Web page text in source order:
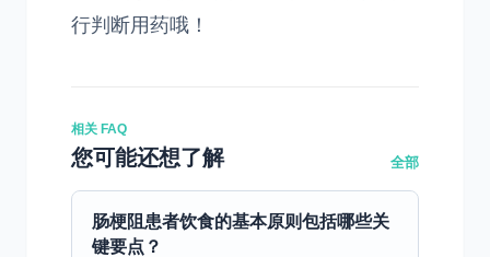
行判断用药哦！
相关 FAQ
您可能还想了解 全部
肠梗阻患者饮食的基本原则包括哪些关
键要点？